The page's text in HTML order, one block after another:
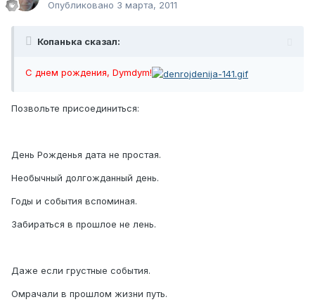
Опубликовано 3 марта, 2011
Копанька сказал:
С днем рождения, Dymdym!
Позвольте присоединиться:
День Рожденья дата не простая.
Необычный долгожданный день.
Годы и события вспоминая.
Забираться в прошлое не лень.
Даже если грустные события.
Омрачали в прошлом жизни путь.